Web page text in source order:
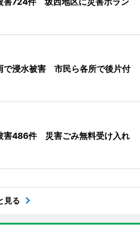
で浸水被害 市民ら各所で後片付
害486件 災害ごみ無料受け入れ
見る